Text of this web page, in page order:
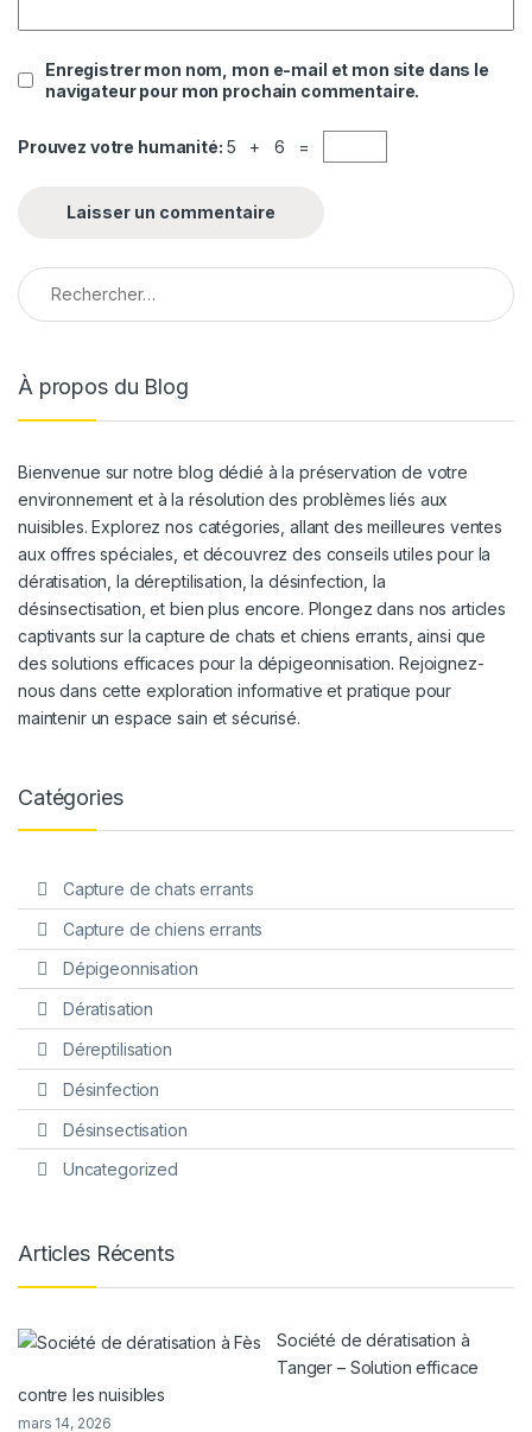
Enregistrer mon nom, mon e-mail et mon site dans le
navigateur pour mon prochain commentaire.
Prouvez votre humanité: 5 + 6 =
Rechercher :
À propos du Blog
Bienvenue sur notre blog dédié à la préservation de votre
environnement et à la résolution des problèmes liés aux
nuisibles. Explorez nos catégories, allant des meilleures ventes
aux offres spéciales, et découvrez des conseils utiles pour la
dératisation, la déreptilisation, la désinfection, la
désinsectisation, et bien plus encore. Plongez dans nos articles
captivants sur la capture de chats et chiens errants, ainsi que
des solutions efficaces pour la dépigeonnisation. Rejoignez-
nous dans cette exploration informative et pratique pour
maintenir un espace sain et sécurisé.
Catégories
Capture de chats errants
Capture de chiens errants
Dépigeonnisation
Dératisation
Déreptilisation
Désinfection
Désinsectisation
Uncategorized
Articles Récents
Société de dératisation à
Tanger – Solution efficace
contre les nuisibles
mars 14, 2026